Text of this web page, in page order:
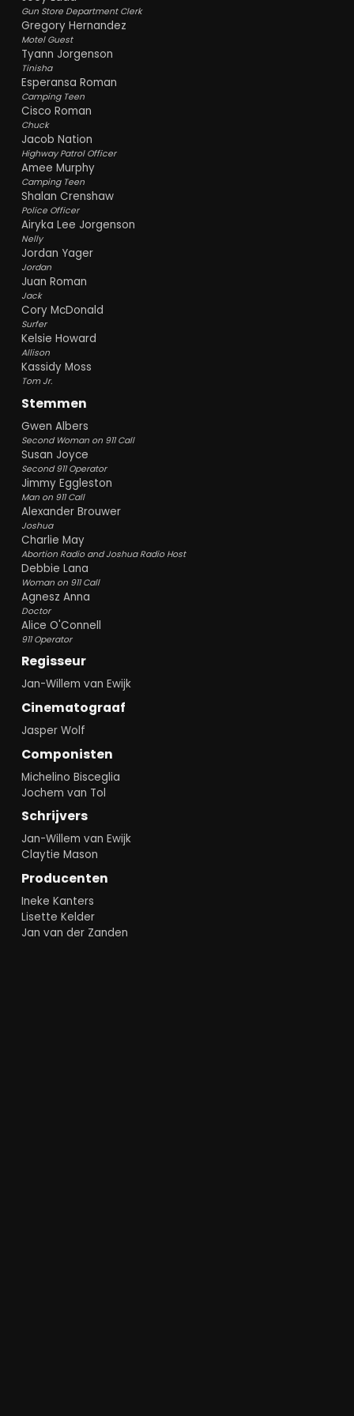
Gun Store Department Clerk
Gregory Hernandez
Motel Guest
Tyann Jorgenson
Tinisha
Esperansa Roman
Camping Teen
Cisco Roman
Chuck
Jacob Nation
Highway Patrol Officer
Amee Murphy
Camping Teen
Shalan Crenshaw
Police Officer
Airyka Lee Jorgenson
Nelly
Jordan Yager
Jordan
Juan Roman
Jack
Cory McDonald
Surfer
Kelsie Howard
Allison
Kassidy Moss
Tom Jr.
Stemmen
Gwen Albers
Second Woman on 911 Call
Susan Joyce
Second 911 Operator
Jimmy Eggleston
Man on 911 Call
Alexander Brouwer
Joshua
Charlie May
Abortion Radio and Joshua Radio Host
Debbie Lana
Woman on 911 Call
Agnesz Anna
Doctor
Alice O'Connell
911 Operator
Regisseur
Jan-Willem van Ewijk
Cinematograaf
Jasper Wolf
Componisten
Michelino Bisceglia
Jochem van Tol
Schrijvers
Jan-Willem van Ewijk
Claytie Mason
Producenten
Ineke Kanters
Lisette Kelder
Jan van der Zanden